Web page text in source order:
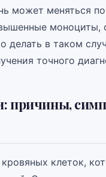
может меняться
моноциты,
делать в таком
точного
причины,
клеток,